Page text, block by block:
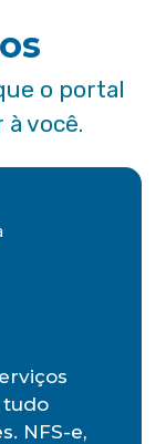
o portal
você.
tudo
NFS-e,